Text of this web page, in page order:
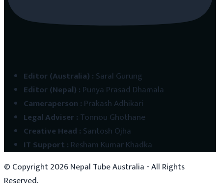
Editor (Australia) : Saral Gurung
Editor (Nepal) : Punya Prasad Dhamala
Cameraperson : Prakash Adhikari
Legal Adviser: Tonnou Ghothane
Creative Head : Santosh Ojha
IT Support : Resham Kumar Khadka
© Copyright2026Nepal Tube Australia - All Rights
Reserved.